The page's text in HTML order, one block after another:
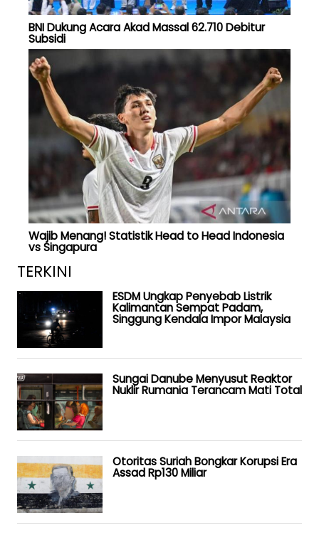
BNI Dukung Acara Akad Massal 62.710 Debitur
Subsidi
Wajib Menang! Statistik Head to Head Indonesia
vs Singapura
TERKINI
ESDM Ungkap Penyebab Listrik
Kalimantan Sempat Padam,
Singgung Kendala Impor Malaysia
Sungai Danube Menyusut Reaktor
Nuklir Rumania Terancam Mati Total
Otoritas Suriah Bongkar Korupsi Era
Assad Rp130 Miliar